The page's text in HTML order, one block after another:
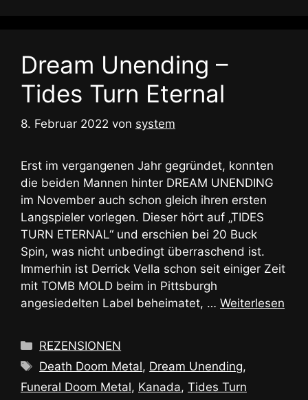
Dream Unending –
Tides Turn Eternal
8. Februar 2022 von system
Erst im vergangenen Jahr gegründet, konnten
die beiden Mannen hinter DREAM UNENDING
im November auch schon gleich ihren ersten
Langspieler vorlegen. Dieser hört auf „TIDES
TURN ETERNAL“ und erschien bei 20 Buck
Spin, was nicht unbedingt überraschend ist.
Immerhin ist Derrick Vella schon seit einiger Zeit
mit TOMB MOLD beim in Pittsburgh
angesiedelten Label beheimatet, … Weiterlesen
Kategorien
REZENSIONEN
Schlagwörter
Death Doom Metal, Dream Unending,
Funeral Doom Metal, Kanada, Tides Turn